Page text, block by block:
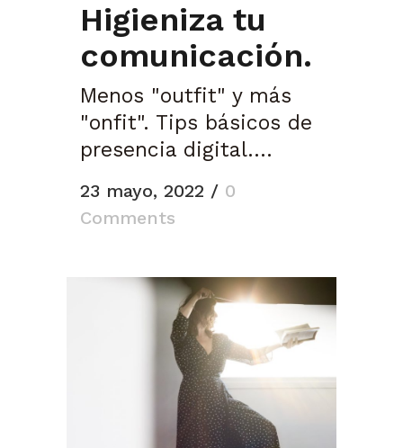
Higieniza tu
comunicación.
Menos "outfit" y más
"onfit". Tips básicos de
presencia digital....
23 mayo, 2022 / 0
Comments